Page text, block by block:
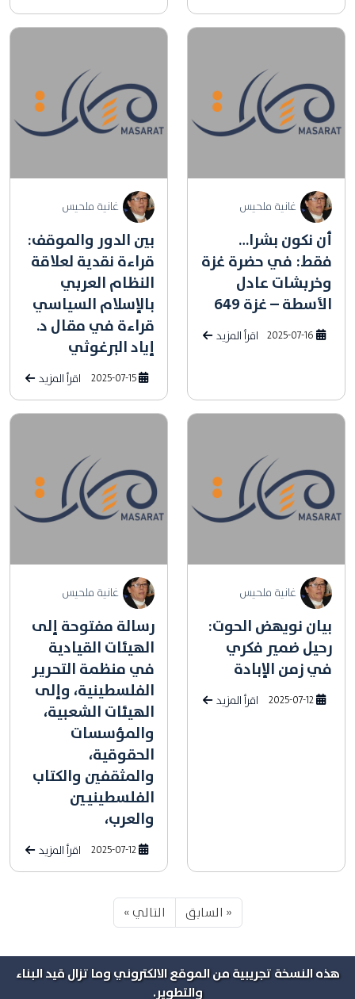
غانية ملحيس
أن نكون بشرا…
فقط: في حضرة غزة
وخربشات عادل
الأسطة – غزة 649
اقرأ المزيد
غانية ملحيس
بين الدور والموقف:
قراءة نقدية لعلاقة
النظام العربي
بالإسلام السياسي
قراءة في مقال د.
إياد البرغوثي
اقرأ المزيد
غانية ملحيس
بيان نويهض الحوت:
رحيل ضمير فكري
في زمن الإبادة
اقرأ المزيد
غانية ملحيس
رسالة مفتوحة إلى
الهيئات القيادية
في منظمة التحرير
الفلسطينية، وإلى
الهيئات الشعبية،
والمؤسسات
الحقوقية،
والمثقفين والكتاب
الفلسطينيين
والعرب،
اقرأ المزيد
« السابق التالي »
هذه النسخة تجريبية من الموقع الالكتروني وما تزال قيد البناء
والتطوير.